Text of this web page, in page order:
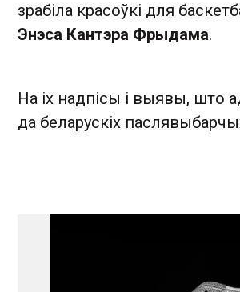
зрабіла красоўкі для
Энэса Кантэра Фрыдама.
На іх надпісы і выявы, што
да беларускіх